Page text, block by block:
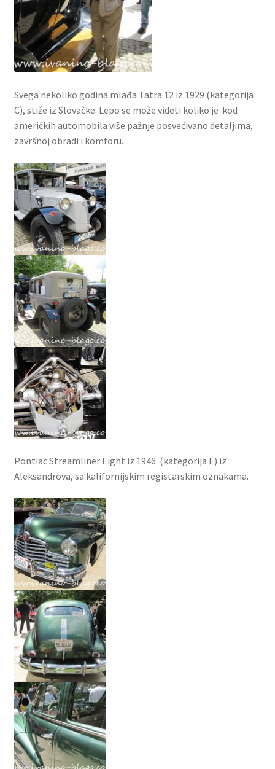
Svega nekoliko godina mlađa Tatra 12 iz 1929 (kategorija
C), stiže iz Slovačke. Lepo se može videti koliko je kod
američkih automobila više pažnje posvećivano detaljima,
završnoj obradi i komforu.
Pontiac Streamliner Eight iz 1946. (kategorija E) iz
Aleksandrova, sa kalifornijskim registarskim oznakama.